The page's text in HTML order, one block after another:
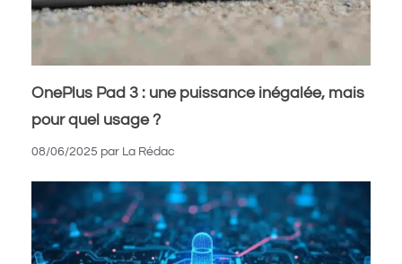
OnePlus Pad 3 : une puissance inégalée, mais
pour quel usage ?
08/06/2025 par La Rédac